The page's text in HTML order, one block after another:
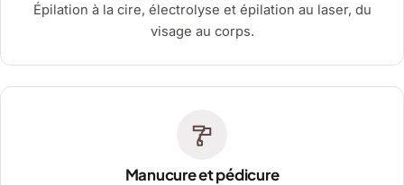
Épilation à la cire, électrolyse et épilation au laser, du
visage au corps.
Manucure et pédicure